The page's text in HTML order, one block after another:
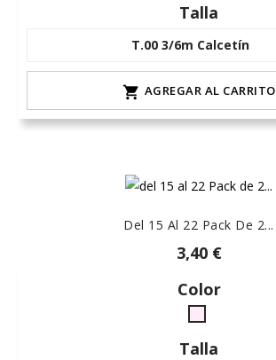
Talla
 AGREGAR AL CARRITO
Del 15 Al 22 Pack De 2...
3,40 €
Color
rosa-
15
Talla